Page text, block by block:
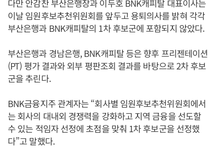
다만 안감찬 부산은행장과 이두호 BNK캐피탈 대표이사는
이날 임원후보추천위원회를 앞두고 용퇴의사를 밝혀 각각
부산은행과 BNK캐피탈의 1차 후보군에 포함되지 않았다.
부산은행과 경남은행, BNK캐피탈 등은 향후 프리젠테이션
(PT) 평가 결과와 외부 평판조회 결과를 바탕으로 2차 후보
군을 추린다.
BNK금융지주 관계자는 “회사별 임원후보추천위원회에서
는 회사의 대내외 경쟁력을 강화하고 지역 금융을 선도할
수 있는 적임자 선정에 초점을 맞춰 1차 후보군을 선정했
다”고 말했다.